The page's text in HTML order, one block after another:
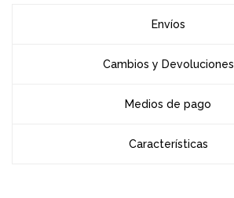
Envíos
Cambios y Devoluciones
Medios de pago
Características